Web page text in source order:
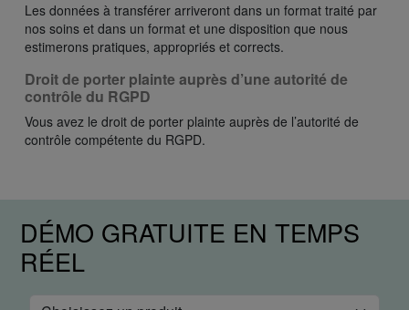
Les données à transférer arriveront dans un format traité par
nos soins et dans un format et une disposition que nous
estimerons pratiques, appropriés et corrects.
Droit de porter plainte auprès d’une autorité de
contrôle du RGPD
Vous avez le droit de porter plainte auprès de l’autorité de
contrôle compétente du RGPD.
DÉMO GRATUITE EN TEMPS
RÉEL